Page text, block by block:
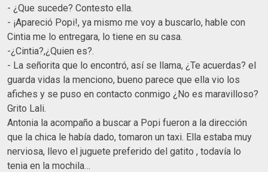
- ¿Que sucede? Contesto ella.
- ¡Apareció Popi!, ya mismo me voy a buscarlo, hable con
Cintia me lo entregara, lo tiene en su casa.
-¿Cintia?,¿Quien es?.
- La señorita que lo encontró, así se llama, ¿Te acuerdas? el
guarda vidas la menciono, bueno parece que ella vio los
afiches y se puso en contacto conmigo ¿No es maravilloso?
Grito Lali.
Antonia la acompaño a buscar a Popi fueron a la dirección
que la chica le había dado, tomaron un taxi. Ella estaba muy
nerviosa, llevo el juguete preferido del gatito , todavía lo
tenia en la mochila…